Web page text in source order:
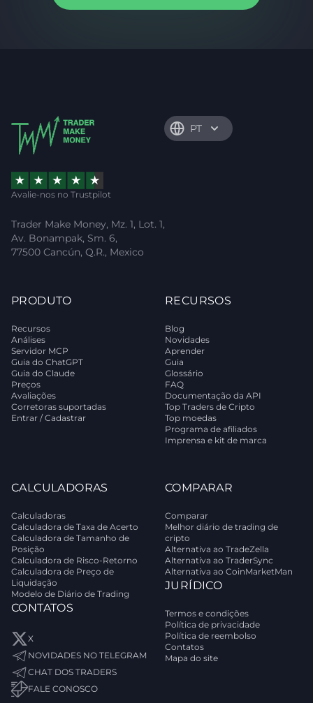
PT
Avalie-nos no Trustpilot
Trader Make Money, Mz. 1, Lot. 1,
Av. Bonampak, Sm. 6,
77500 Cancún, Q.R., Mexico
PRODUTO
Recursos
Análises
Servidor MCP
Guia do ChatGPT
Guia do Claude
Preços
Avaliações
Corretoras suportadas
Entrar / Cadastrar
RECURSOS
Blog
Novidades
Aprender
Guia
Glossário
FAQ
Documentação da API
Top Traders de Cripto
Top moedas
Programa de afiliados
Imprensa e kit de marca
CALCULADORAS
Calculadoras
Calculadora de Taxa de Acerto
Calculadora de Tamanho de
Posição
Calculadora de Risco-Retorno
Calculadora de Preço de
Liquidação
Modelo de Diário de Trading
CONTATOS
X
NOVIDADES NO TELEGRAM
CHAT DOS TRADERS
FALE CONOSCO
COMPARAR
Comparar
Melhor diário de trading de
cripto
Alternativa ao TradeZella
Alternativa ao TraderSync
Alternativa ao CoinMarketMan
JURÍDICO
Termos e condições
Política de privacidade
Política de reembolso
Contatos
Mapa do site